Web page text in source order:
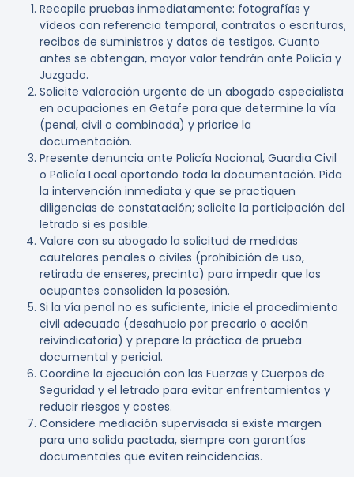
Recopile pruebas inmediatamente: fotografías y
vídeos con referencia temporal, contratos o escrituras,
recibos de suministros y datos de testigos. Cuanto
antes se obtengan, mayor valor tendrán ante Policía y
Juzgado.
Solicite valoración urgente de un abogado especialista
en ocupaciones en Getafe para que determine la vía
(penal, civil o combinada) y priorice la
documentación.
Presente denuncia ante Policía Nacional, Guardia Civil
o Policía Local aportando toda la documentación. Pida
la intervención inmediata y que se practiquen
diligencias de constatación; solicite la participación del
letrado si es posible.
Valore con su abogado la solicitud de medidas
cautelares penales o civiles (prohibición de uso,
retirada de enseres, precinto) para impedir que los
ocupantes consoliden la posesión.
Si la vía penal no es suficiente, inicie el procedimiento
civil adecuado (desahucio por precario o acción
reivindicatoria) y prepare la práctica de prueba
documental y pericial.
Coordine la ejecución con las Fuerzas y Cuerpos de
Seguridad y el letrado para evitar enfrentamientos y
reducir riesgos y costes.
Considere mediación supervisada si existe margen
para una salida pactada, siempre con garantías
documentales que eviten reincidencias.